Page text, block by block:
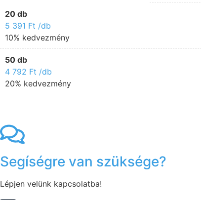
20 db
5 391 Ft /db
10% kedvezmény
50 db
4 792 Ft /db
20% kedvezmény
Segíségre van szüksége?
Lépjen velünk kapcsolatba!